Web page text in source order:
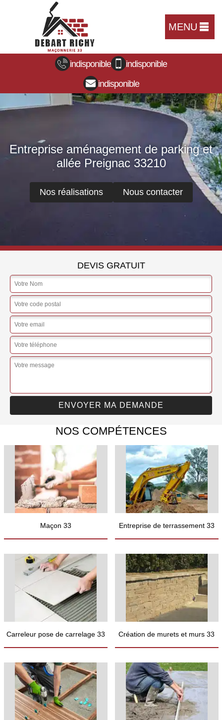
MENU
indisponible
indisponible
indisponible
Entreprise aménagement de parking et
allée Preignac 33210
Nos réalisations Nous contacter
DEVIS GRATUIT
NOS COMPÉTENCES
Maçon 33 Entreprise de terrassement 33
Carreleur pose de carrelage 33 Création de murets et murs 33